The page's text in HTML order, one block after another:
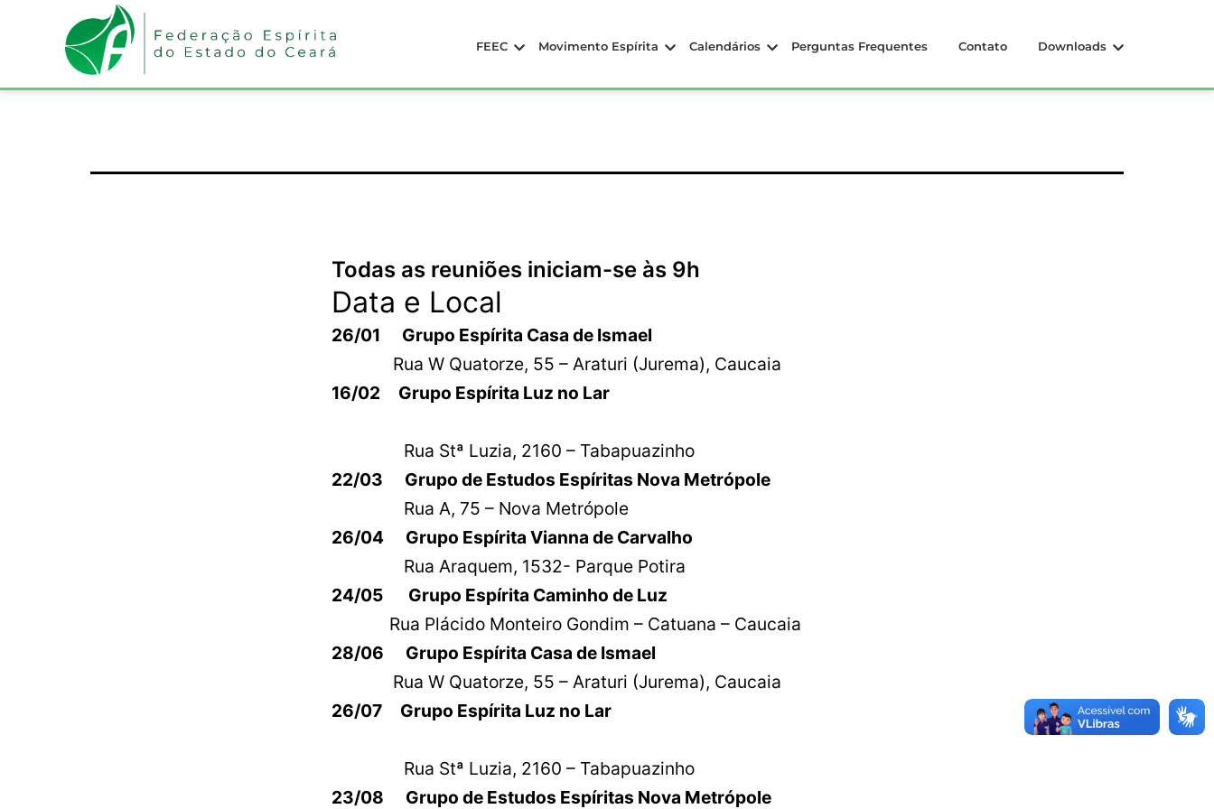
FEEC Movimento Espírita Calendários Perguntas Frequentes Contato Downloads
Todas as reuniões iniciam-se às 9h
Data e Local
26/01 Grupo Espírita Casa de Ismael
Rua W Quatorze, 55 – Araturi (Jurema), Caucaia
16/02 Grupo Espírita Luz no Lar
Rua Stª Luzia, 2160 – Tabapuazinho
22/03 Grupo de Estudos Espíritas Nova Metrópole
Rua A, 75 – Nova Metrópole
26/04 Grupo Espírita Vianna de Carvalho
Rua Araquem, 1532- Parque Potira
24/05 Grupo Espírita Caminho de Luz
Rua Plácido Monteiro Gondim – Catuana – Caucaia
28/06 Grupo Espírita Casa de Ismael
Rua W Quatorze, 55 – Araturi (Jurema), Caucaia
26/07 Grupo Espírita Luz no Lar
Rua Stª Luzia, 2160 – Tabapuazinho
23/08 Grupo de Estudos Espíritas Nova Metrópole